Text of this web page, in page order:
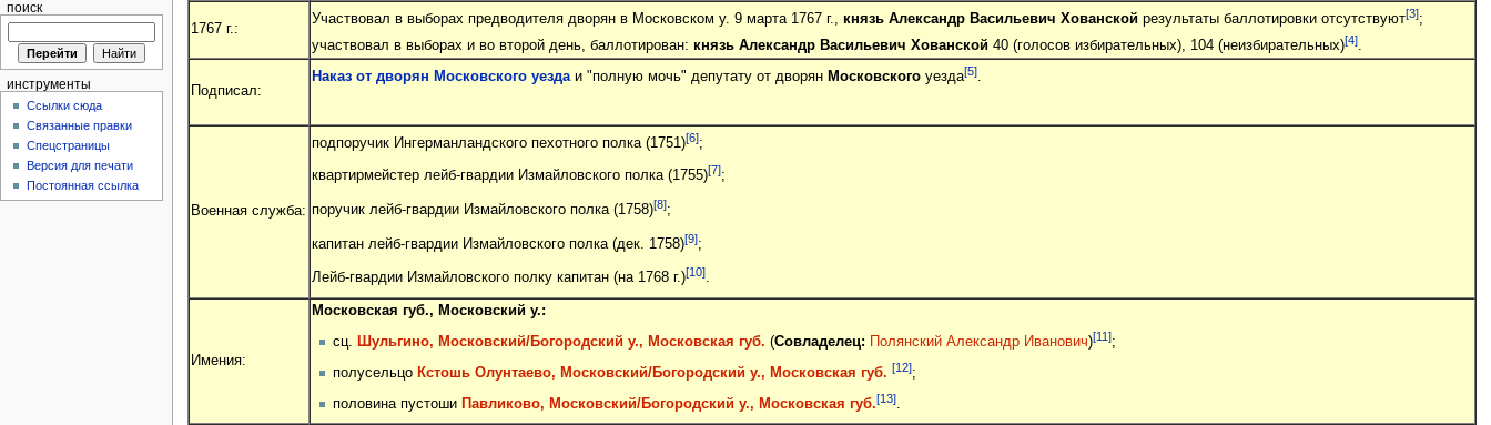
1767 г.:
Участвовал в выборах предводителя дворян в Московском у. 9 марта 1767 г., князь Александр Васильевич Хованскойрезультаты баллотировки отсутствуют[3];
участвовал в выборах и во второй день, баллотирован: князь Александр Васильевич Хованской40 (голосов избирательных), 104 (неизбирательных)[4].
Подписал:
Наказ от дворян Московского уездаи "полную мочь" депутату от дворян Московскогоуезда[5].
Военная служба:
подпоручик Ингерманландского пехотного полка (1751)[6];
квартирмейстер лейб-гвардии Измайловского полка (1755)[7];
поручик лейб-гвардии Измайловского полка (1758)[8];
капитан лейб-гвардии Измайловского полка (дек. 1758)[9];
Лейб-гвардии Измайловского полку капитан (на 1768 г.)[10].
Имения:
Московская губ., Московский у.:
сц. Шульгино, Московский/Богородский у., Московская губ. (Совладелец: Полянский Александр Иванович)[11];
полусельцо Кстошь Олунтаево, Московский/Богородский у., Московская губ. [12];
половина пустоши Павликово, Московский/Богородский у., Московская губ.[13].
поиск
инструменты
Ссылки сюда
Связанные правки
Спецстраницы
Версия для печати
Постоянная ссылка